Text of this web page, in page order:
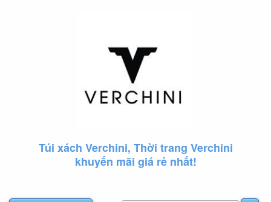
Túi xách Verchini, Thời trang Verchini
khuyến mãi giá rẻ nhất!